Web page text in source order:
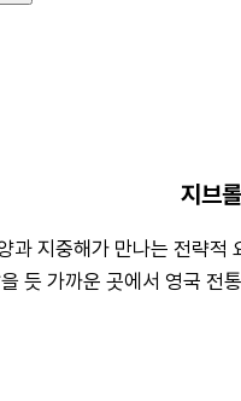
지브
지중해가 만나는 전략
듯 가까운 곳에서 영국